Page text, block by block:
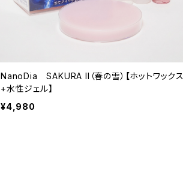
NanoDia SAKURA II（春の雪）【ホットワックス
+水性ジェル】
¥4,980